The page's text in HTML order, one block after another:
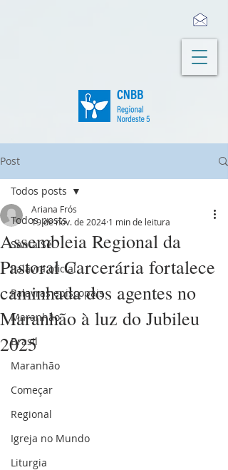
Post
Todos posts
Santa Sé
Palavra oficial
Palavras episcopais
Maranhão
Brasil
Maranhão
Começar
Regional
Igreja no Mundo
Liturgia
Todos posts
Assembleia Regional da
Pastoral Carcerária fortalece
caminhada dos agentes no
Maranhão à luz do Jubileu
2025
Ariana Frós
19 de nov. de 2024 1 min de leitura